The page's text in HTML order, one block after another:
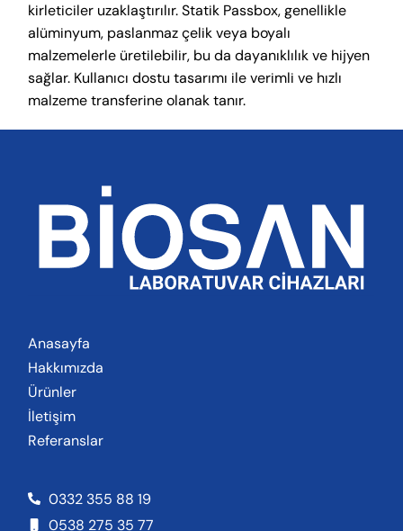
kirleticiler uzaklaştırılır. Statik Passbox, genellikle
alüminyum, paslanmaz çelik veya boyalı
malzemelerle üretilebilir, bu da dayanıklılık ve hijyen
sağlar. Kullanıcı dostu tasarımı ile verimli ve hızlı
malzeme transferine olanak tanır.
Anasayfa
Hakkımızda
Ürünler
İletişim
Referanslar
0332 355 88 19
0538 275 35 77